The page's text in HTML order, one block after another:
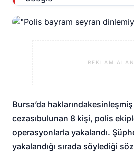
REKLAM
Bursa’da haklarında
cezasıbulunan 8 kişi, polis
operasyonlarla yakalandı.
yakalandığı sırada söylediği